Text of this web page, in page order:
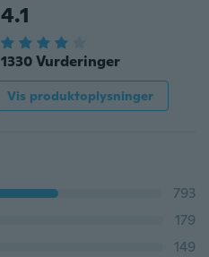
4.1
1330 Vurderinger
Vis produktoplysninger
793
179
149